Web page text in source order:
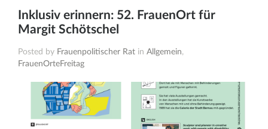
Inklusiv erinnern: 52. FrauenOrt für
Margit Schötschel
Posted by Frauenpolitischer Rat inAllgemein,
FrauenOrteFreitag